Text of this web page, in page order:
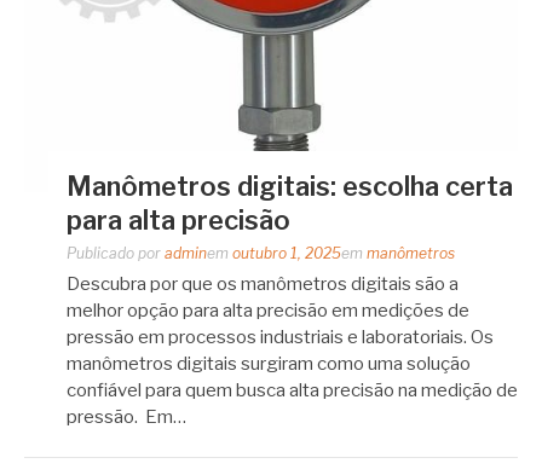
Manômetros digitais: escolha certa
para alta precisão
Publicado por adminem outubro 1, 2025em manômetros
Descubra por que os manômetros digitais são a
melhor opção para alta precisão em medições de
pressão em processos industriais e laboratoriais. Os
manômetros digitais surgiram como uma solução
confiável para quem busca alta precisão na medição de
pressão. Em…